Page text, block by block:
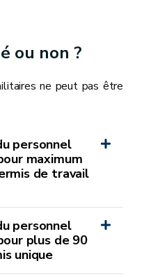
ou non ?
ne peut pas être
personnel
maximum
de travail
personnel
plus de 90
unique